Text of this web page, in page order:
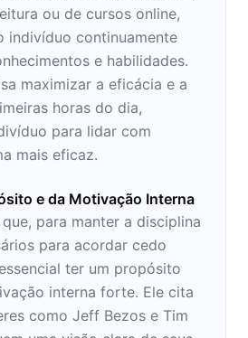
ou de cursos online,
indivíduo continuamente
e habilidades.
maximizar a eficácia e a
horas do dia,
para lidar com
mais eficaz.
e da Motivação Interna
para manter a disciplina
para acordar cedo
ter um propósito
interna forte. Ele cita
como Jeff Bezos e Tim